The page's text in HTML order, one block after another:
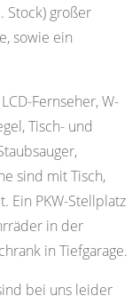
Stock) großer
sowie ein
Fernseher, W-
Tisch- und
sind mit Tisch,
Ein PKW-Stellplatz
in der
in Tiefgarage.
bei uns leider